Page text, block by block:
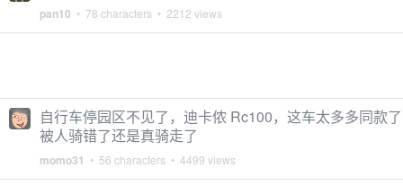
pan10 • 78 characters • 2212 views
自行车停园区不见了，迪卡侬 Rc100，这车太多多同款
被人骑错了还是真骑走了
momo31 • 56 characters • 4499 views